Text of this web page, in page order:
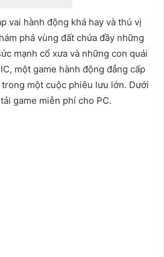
vai hành động khá hay và thú vị
phá vùng đất chứa đầy những
mạnh cổ xưa và những con quái
một game hành động đẳng cấp
một cuộc phiêu lưu lớn. Dưới
game miễn phí cho PC.